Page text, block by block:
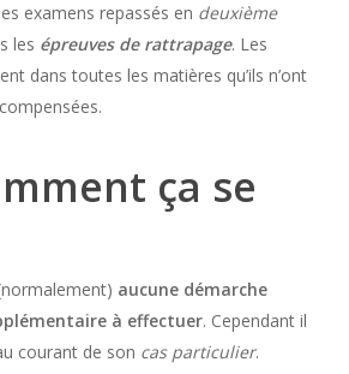
examens repassés en deuxième
les épreuves de rattrapage. Les
dans toutes les matières qu’ils n’ont
ça se
aucune démarche
à effectuer. Cependant il
courant de son cas particulier.